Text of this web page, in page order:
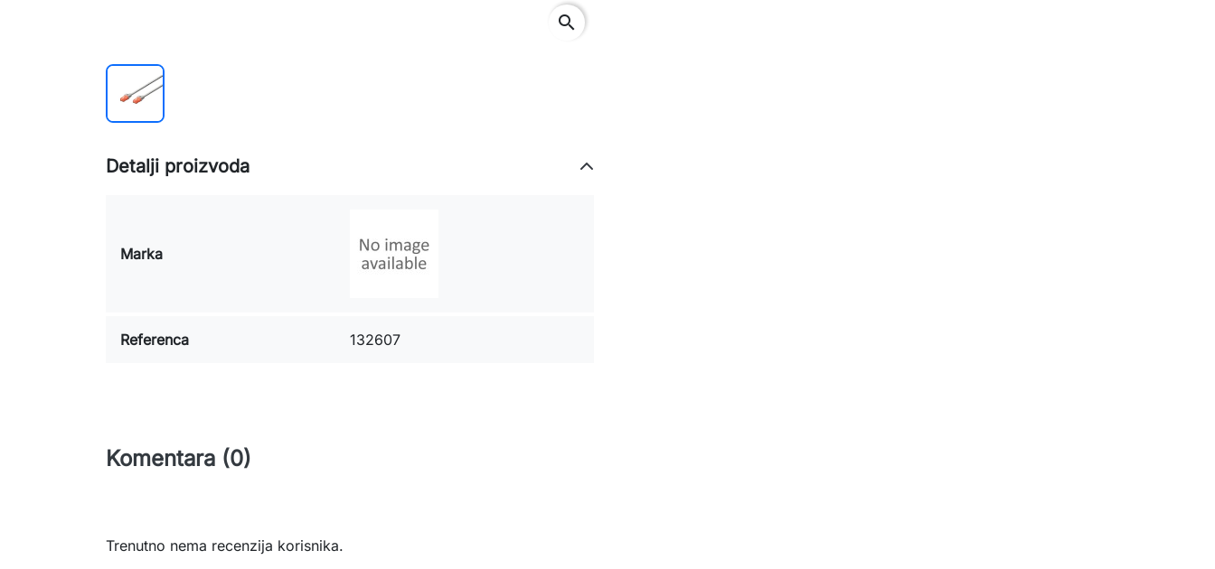
search
Detalji proizvoda
Marka
Referenca 132607
Komentara (0)
Trenutno nema recenzija korisnika.